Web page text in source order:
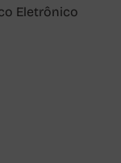
Eletrônico